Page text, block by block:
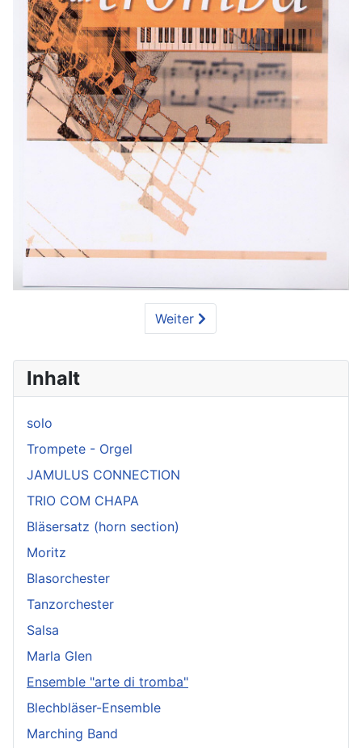
Inhalt
solo
Trompete - Orgel
JAMULUS CONNECTION
TRIO COM CHAPA
Bläsersatz (horn section)
Moritz
Blasorchester
Tanzorchester
Salsa
Marla Glen
Ensemble "arte di tromba"
Blechbläser-Ensemble
Marching Band
Weiter